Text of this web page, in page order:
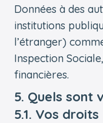
Données à des
institutions
l’étranger)
Inspection
financières.
5. Quels sont
5.1. Vos droits